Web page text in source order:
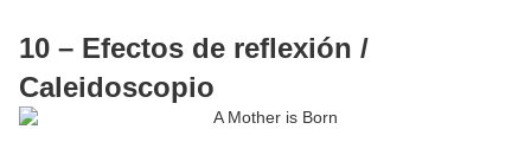
10 – Efectos de reflexión /
Caleidoscopio